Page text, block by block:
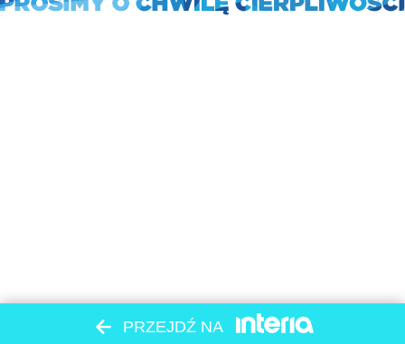
PRZEJDŹ NA